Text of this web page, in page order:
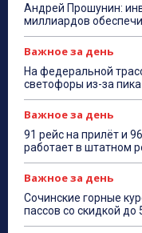
Андрей Прошунин:
миллиардов
Важное за день
На федеральной
светофоры из-за пика
Важное за день
91 рейс на прилёт и
работает в штатном
Важное за день
Сочинские горные
пассов со скидкой до